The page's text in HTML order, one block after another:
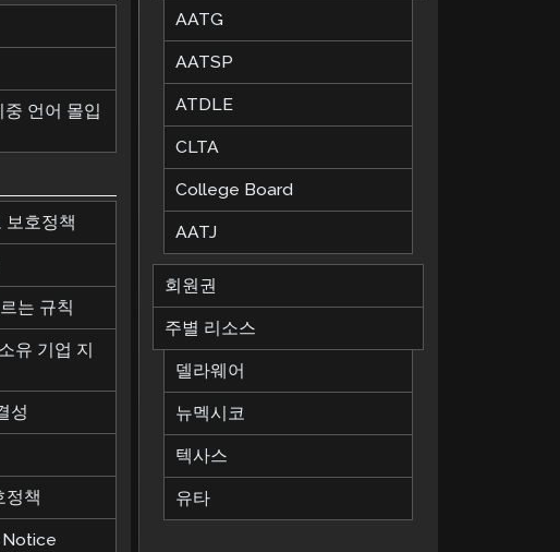
언어 몰입
보호정책
는 규칙
유 기업 지
성
정책
Notice
AATG
AATSP
ATDLE
CLTA
College Board
AATJ
회원권
주별 리소스
델라웨어
뉴멕시코
텍사스
유타